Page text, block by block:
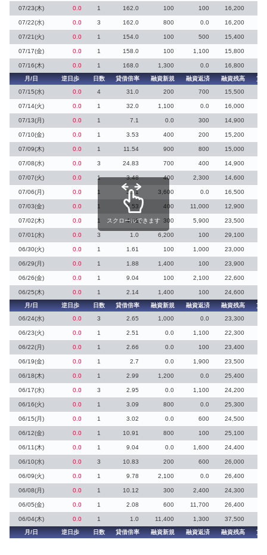
07/23(木) 0.0 1 162.0 100 100 16,200
07/22(水) 0.0 3 162.0 800 0.0 16,200
07/21(火) 0.0 1 154.0 100 500 15,400
07/17(金) 0.0 1 158.0 100 1,100 15,800
07/16(木) 0.0 1 168.0 1,300 0.0
16,800
月/日
逆日歩 日数 貸借倍率 融資新規 融資返済 融資残高
貸
07/15(水)
0.0 4 31.0 200 700 15,500
07/14(火) 0.0 1 32.0 1,100 0.0 16,000
07/13(月) 0.0 1 7.1 0.0 300 14,900
07/10(金) 0.0 1 3.53 400 200 15,200
07/09(木) 0.0 1 11.54 900 800 15,000
07/08(水) 0.0 3 24.83 700 400 14,900
07/07(火) 0.0 1 3.48 400 2,300 14,600
07/06(月) 0.0 1 3.51 3,600 0.0 16,500
07/03(金) 0.0 1 2.53 400 11,000 12,900
07/02(木) 0.0 1 4.61 300 5,900 23,500
07/01(水) 0.0 3 1.0 6,200 100 29,100
06/30(火) 0.0 1 1.61 100 1,000 23,000
06/29(月) 0.0 1 1.88 1,400 100 23,900
06/26(金) 0.0 1 9.04 100 2,100 22,600
06/25(木) 0.0 1 2.14 1,400 100 24,600
月/日
逆日歩 日数 貸借倍率 融資新規 融資返済 融資残高
貸
06/24(水)
0.0 3 2.65 1,000 0.0 23,300
06/23(火) 0.0 1 2.51 0.0 1,100 22,300
06/22(月) 0.0 1 2.66 0.0 100 23,400
06/19(金) 0.0 1 2.7 0.0 1,900 23,500
06/18(木) 0.0 1 2.99 1,200 0.0 25,400
06/17(水) 0.0 3 2.95 0.0 1,100 24,200
06/16(火) 0.0 1 3.09 800 0.0 25,300
06/15(月) 0.0 1 3.02 0.0 600 24,500
06/12(金) 0.0 1 10.91 800 100 25,100
06/11(木) 0.0 1 9.04 0.0 1,600 24,400
06/10(水) 0.0 3 10.83 200 600 26,000
06/09(火) 0.0 1 9.78 2,100 0.0 26,400
06/08(月) 0.0 1 10.12 300 2,400 24,300
06/05(金) 0.0 1 2.08 600 11,700 26,400
06/04(木) 0.0 1 1.0 11,400 1,300 37,500
月/日
逆日歩 日数 貸借倍率 融資新規 融資返済 融資残高 貸
スクロールできます